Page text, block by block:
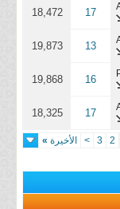
17
18,472
13
19,873
16
19,868
17
18,325
2
3
> الأخيرة »